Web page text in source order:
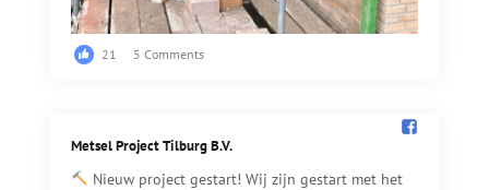
21 5 Comments
Metsel Project Tilburg B.V.️
Nieuw project gestart! Wij zijn gestart met het